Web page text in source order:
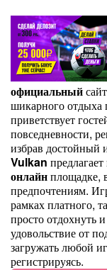
официальный
шикарного отдыха
приветствует
повседневности,
избрав достойный
Vulkan
онлайнплощадке,
предпочтениям.
рамках платного,
просто отдохнуть
удовольствие от
загружать любой
регистрируясь.